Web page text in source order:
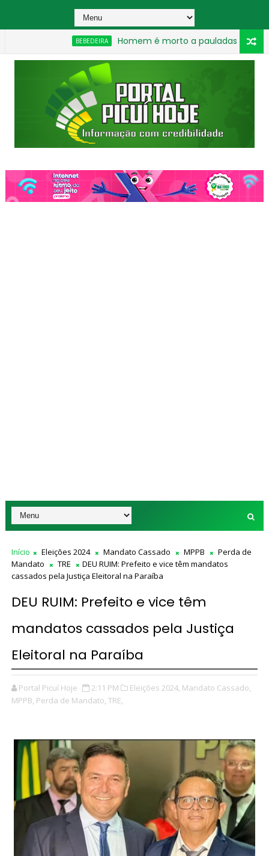
Homem é morto a pauladas após discussão
Início Eleições 2024 Mandato Cassado MPPB
Perda de
Mandato
TRE
DEU RUIM: Prefeito e vice têm mandatos
cassados pela Justiça Eleitoral na Paraíba
DEU RUIM: Prefeito e vice têm
mandatos cassados pela Justiça
Eleitoral na Paraíba
Portal Picuí Hoje 2:11 PM Eleições 2024, Mandato Cassado,
MPPB, Perda de Mandato, TRE,